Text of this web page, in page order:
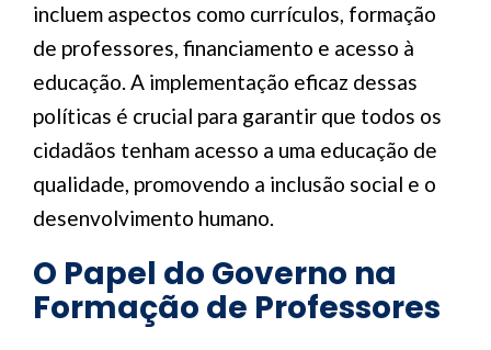
incluem aspectos como currículos, formação
de professores, financiamento e acesso à
educação. A implementação eficaz dessas
políticas é crucial para garantir que todos os
cidadãos tenham acesso a uma educação de
qualidade, promovendo a inclusão social e o
desenvolvimento humano.
O Papel do Governo na
Formação de Professores